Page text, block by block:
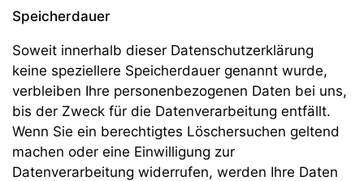
Speicherdauer
Soweit innerhalb dieser Datenschutzerklärung
keine speziellere Speicherdauer genannt wurde,
verbleiben Ihre personenbezogenen Daten bei uns,
bis der Zweck für die Datenverarbeitung entfällt.
Wenn Sie ein berechtigtes Löschersuchen geltend
machen oder eine Einwilligung zur
Datenverarbeitung widerrufen, werden Ihre Daten